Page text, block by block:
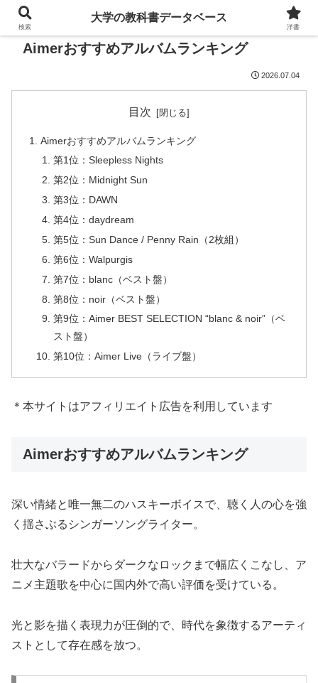
Aimerおすすめアルバムランキング
2026.07.04
目次
Aimerおすすめアルバムランキング
第1位：Sleepless Nights
第2位：Midnight Sun
第3位：DAWN
第4位：daydream
第5位：Sun Dance / Penny Rain（2枚組）
第6位：Walpurgis
第7位：blanc（ベスト盤）
第8位：noir（ベスト盤）
第9位：Aimer BEST SELECTION “blanc & noir”（ベ
スト盤）
第10位：Aimer Live（ライブ盤）
＊本サイトはアフィリエイト広告を利用しています
Aimerおすすめアルバムランキング
深い情緒と唯一無二のハスキーボイスで、聴く人の心を強
く揺さぶるシンガーソングライター。
壮大なバラードからダークなロックまで幅広くこなし、ア
ニメ主題歌を中心に国内外で高い評価を受けている。
光と影を描く表現力が圧倒的で、時代を象徴するアーティ
ストとして存在感を放つ。
検索
大学の教科書データベース
洋書